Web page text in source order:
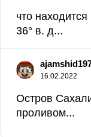
что
36° в. д...
16.02.2022
Остров
проливом...